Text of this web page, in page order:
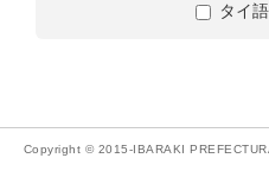
タイ語
Copyright © 2015-IBARAKI